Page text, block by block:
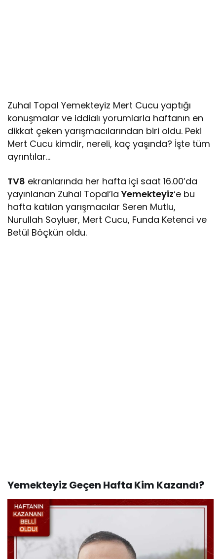
Zuhal Topal Yemekteyiz Mert Cucu yaptığı
konuşmalar ve iddialı yorumlarla haftanın en
dikkat çeken yarışmacılarından biri oldu. Peki
Mert Cucu kimdir, nereli, kaç yaşında? İşte tüm
ayrıntılar…
TV8 ekranlarında her hafta içi saat 16.00’da
yayınlanan Zuhal Topal’laYemekteyiz‘e bu
hafta katılan yarışmacılar Seren Mutlu,
Nurullah Soyluer, Mert Cucu, Funda Ketenci ve
Betül Böçkün oldu.
Yemekteyiz Geçen Hafta Kim Kazandı?